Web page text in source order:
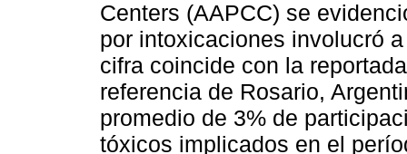
Centers (AAPCC) se
por intoxicaciones involucró
cifra coincide con la
referencia de Rosario,
promedio de 3% de
tóxicos implicados en el